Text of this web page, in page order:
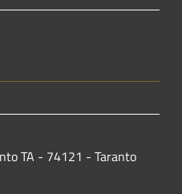
TA - 74121 - Taranto